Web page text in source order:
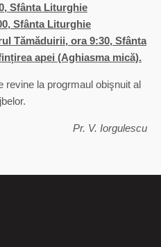
Sfânta Liturghie
Sfânta Liturghie
Tămăduirii, ora 9:30, Sfânta
apei (Aghiasma mică).
revine la progrmaul obişnuit al
Pr. V. Iorgulescu